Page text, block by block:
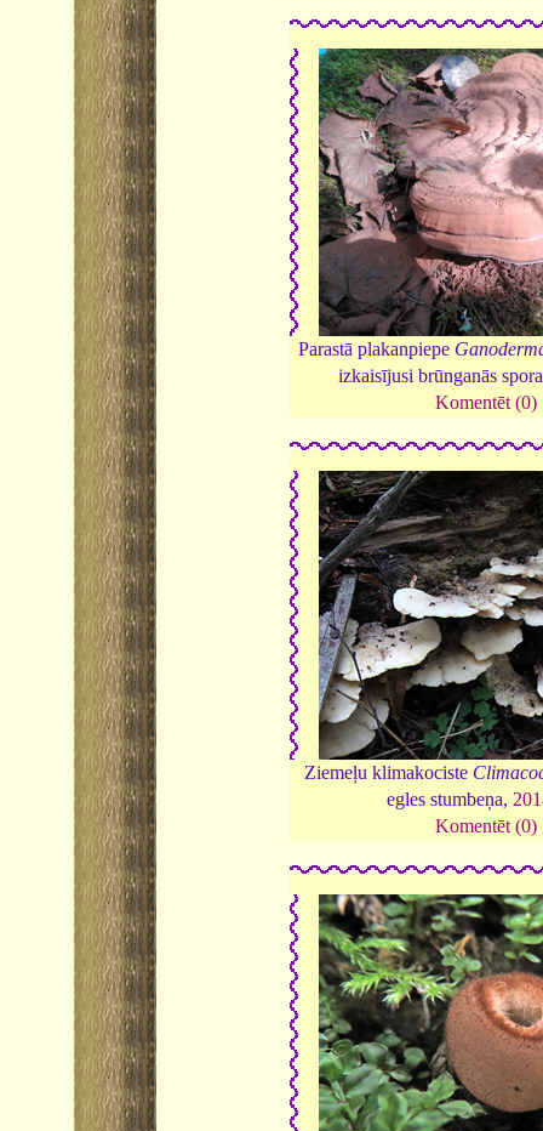
Parastā plakanpiepe
izkaisījusi brūnganās
Komentēt (0)
Ziemeļu klimakociste
egles stumbeņa,
Komentēt (0)